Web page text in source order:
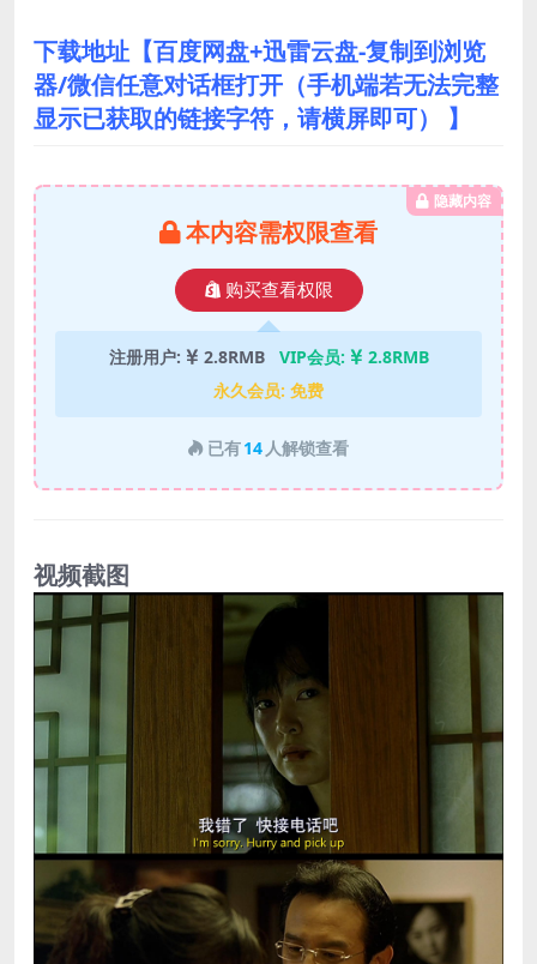
下载地址【百度网盘+迅雷云盘-复制到浏览
器/微信任意对话框打开（手机端若无法完整
显示已获取的链接字符，请横屏即可） 】
隐藏内容
本内容需权限查看
购买查看权限
注册用户: 2.8RMB VIP会员:
2.8RMB
永久会员: 免费
已有14 人解锁查看
视频截图